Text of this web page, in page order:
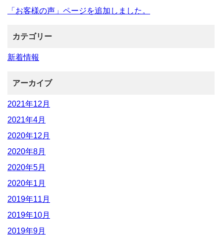
「お客様の声」ページを追加しました。
カテゴリー
新着情報
アーカイブ
2021年12月
2021年4月
2020年12月
2020年8月
2020年5月
2020年1月
2019年11月
2019年10月
2019年9月